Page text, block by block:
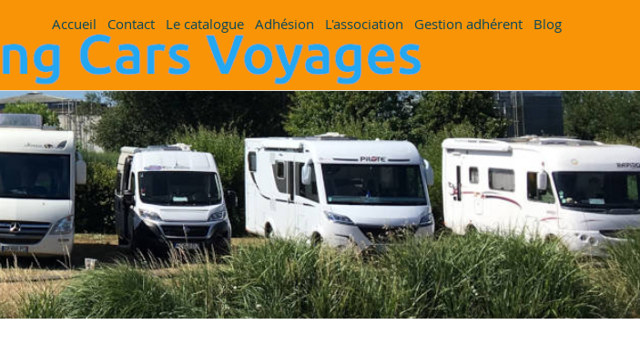
Accueil Contact Le catalogue Adhésion L'association Gestion adhérent Blog